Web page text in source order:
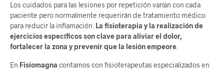
Los cuidados para las lesiones por repetición varían con cada
paciente pero normalmente requerirán de tratamiento médico
para reducir la inflamación. La fisioterapia y la realización de
ejercicios específicos son clave para aliviar el dolor,
fortalecer la zona y prevenir que la lesión empeore
En Fisiomagna contamos con fisioterapeutas especializados en